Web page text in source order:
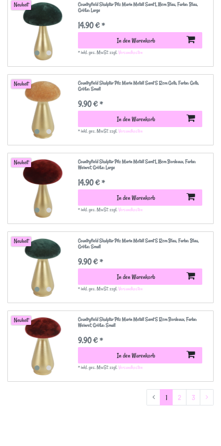
Neuheit Countryfield Skulptur Pilz Marin Metall Samt L 18cm Blau, Farbe: Blau,
Größe: Large
14,90 € *
In den Warenkorb
*inkl. ges. MwSt.zzgl.Versandkosten
Neuheit Countryfield Skulptur Pilz Marin Metall Samt S 12cm Gelb, Farbe: Gelb,
Größe: Small
9,90 € *
In den Warenkorb
*inkl. ges. MwSt.zzgl.Versandkosten
Neuheit Countryfield Skulptur Pilz Marin Metall Samt L 18cm Bordeaux, Farbe:
Weinrot, Größe: Large
14,90 € *
In den Warenkorb
*inkl. ges. MwSt.zzgl.Versandkosten
Neuheit Countryfield Skulptur Pilz Marin Metall Samt S 12cm Blau, Farbe: Blau,
Größe: Small
9,90 € *
In den Warenkorb
*inkl. ges. MwSt.zzgl.Versandkosten
Neuheit Countryfield Skulptur Pilz Marin Metall Samt S 12cm Bordeaux, Farbe:
Weinrot, Größe: Small
9,90 € *
In den Warenkorb
*inkl. ges. MwSt.zzgl.Versandkosten
1 2 3